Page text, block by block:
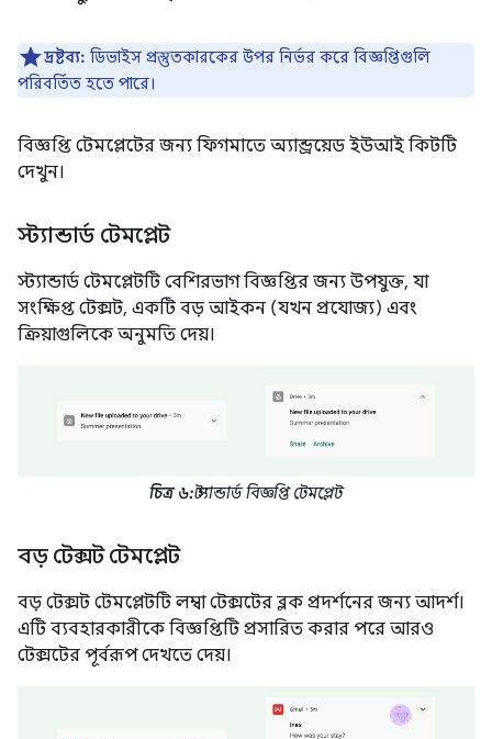
দ্রষ্টব্য: ডিভাইস প্রস্তুতকারকের উপর নির্ভর করে বিজ্ঞপ্তিগুলি
পরিবর্তিত হতে পারে।
বিজ্ঞপ্তি টেমপ্লেটের জন্য ফিগমাতে অ্যান্ড্রয়েড ইউআই কিটটি
দেখুন।
স্ট্যান্ডার্ড টেমপ্লেট
স্ট্যান্ডার্ড টেমপ্লেটটি বেশিরভাগ বিজ্ঞপ্তির জন্য উপযুক্ত, যা
সংক্ষিপ্ত টেক্সট, একটি বড় আইকন (যখন প্রযোজ্য) এবং
ক্রিয়াগুলিকে অনুমতি দেয়।
চিত্র ৬:স্ট্যান্ডার্ড বিজ্ঞপ্তি টেমপ্লেট
বড় টেক্সট টেমপ্লেট
বড় টেক্সট টেমপ্লেটটি লম্বা টেক্সটের ব্লক প্রদর্শনের জন্য আদর্শ।
এটি ব্যবহারকারীকে বিজ্ঞপ্তিটি প্রসারিত করার পরে আরও
টেক্সটের পূর্বরূপ দেখতে দেয়।